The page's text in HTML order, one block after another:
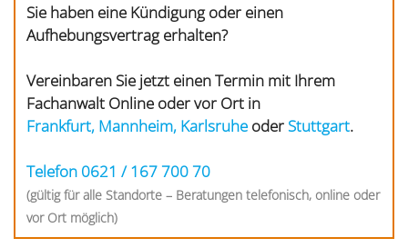
Sie haben eine Kündigung oder einen
Aufhebungsvertrag erhalten?
Vereinbaren Sie jetzt einen Termin mit Ihrem
Fachanwalt Online oder vor Ort in
Frankfurt, Mannheim, Karlsruhe oder Stuttgart.
Telefon 0621 / 167 700 70
(gültig für alle Standorte – Beratungen telefonisch, online oder
vor Ort möglich)